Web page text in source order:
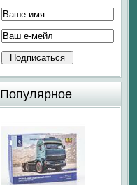
Популярное